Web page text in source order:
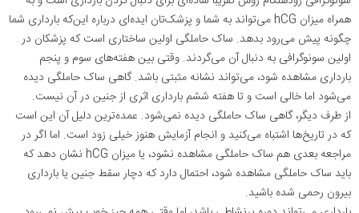
همراه میزان hCG می‌تواند به شما و پزشک‌تان ایده‌ای درباره این‌که بارداری شما
چگونه پیش می‌رود بدهد. ساک حاملگی اولین ساختاری است که پزشکان در
اولین سونوگرافی به دنبال آن می‌گردند. وقتی بین هفته‌های سوم و پنجم
بارداری مشاهده شود، می‌تواند نشانه مثبتی باشد. گاهی ساک حاملگی دیده
می‌شود اما خالی است و تا هفته ششم بارداری اثری از جنین در آن نیست.
از طرف دیگر، گاهی ساک حاملگی دیده نمی‌شود. عمده‌ترین دلیل آن این است
که در تاریخ‌ها اشتباه می‌کنید و انجام آزمایش هنوز خیلی زود است. اما اگر در
مراجعه بعدی هم ساک حاملگی مشاهده نشود، یا میزان hCG نشان دهد که
باید ساک حاملگی مشاهده شود، احتمال دارد که دچار سقط جنین یا بارداری
بیرون رحمی شده باشید.